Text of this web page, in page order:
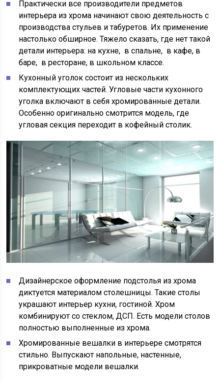
Практически все производители предметов
интерьера из хрома начинают свою деятельность с
производства стульев и табуретов. Их применение
настолько обширное. Тяжело сказать, где нет такой
детали интерьера: на кухне, в спальне, в кафе, в
баре, в ресторане, в школьном классе.
Кухонный уголок состоит из нескольких
комплектующих частей. Угловые части кухонного
уголка включают в себя хромированные детали.
Особенно оригинально смотрится модель, где
угловая секция переходит в кофейный столик.
Дизайнерское оформление подстолья из хрома
диктуется материалом столешницы. Такие столы
украшают интерьер кухни, гостиной. Хром
комбинируют со стеклом, ДСП. Есть модели столов
полностью выполненные из хрома.
Хромированные вешалки в интерьере смотрятся
стильно. Выпускают напольные, настенные,
прикроватные модели вешалки.